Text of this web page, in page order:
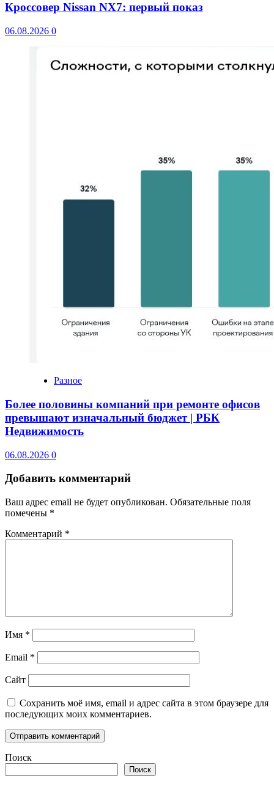
Кроссовер Nissan NX7: первый показ
06.08.2026 0
Разное
Более половины компаний при ремонте офисов
превышают изначальный бюджет | РБК
Недвижимость
06.08.2026 0
Добавить комментарий
Ваш адрес email не будет опубликован. Обязательные поля
помечены *
Комментарий *
Имя *
Email *
Сайт
Сохранить моё имя, email и адрес сайта в этом браузере для
последующих моих комментариев.
Поиск
Поиск